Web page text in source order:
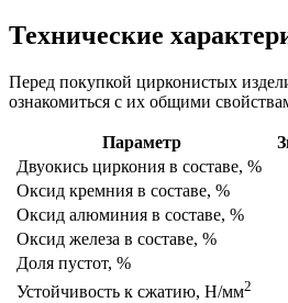
Технические
Перед покупкой цирконистых
ознакомиться с их общими
Параметр
Двуокись циркония в составе, %
Оксид кремния в составе, %
Оксид алюминия в составе, %
Оксид железа в составе, %
Доля пустот, %
Устойчивость к сжатию, Н/мм2